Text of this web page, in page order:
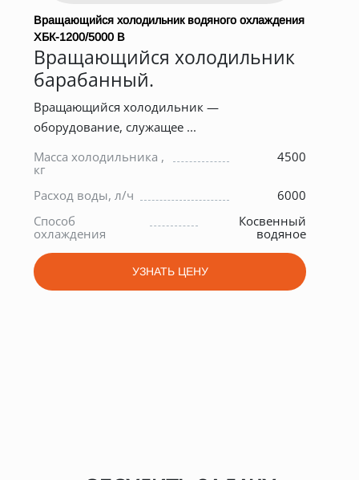
Вращающийся холодильник водяного охлаждения
ХБК-1200/5000 В
Вращающийся холодильник
барабанный.
Вращающийся холодильник —
оборудование, служащее ...
Масса холодильника ,
кг
4500
Расход воды, л/ч
6000
Способ
охлаждения
Косвенный
водяное
УЗНАТЬ ЦЕНУ